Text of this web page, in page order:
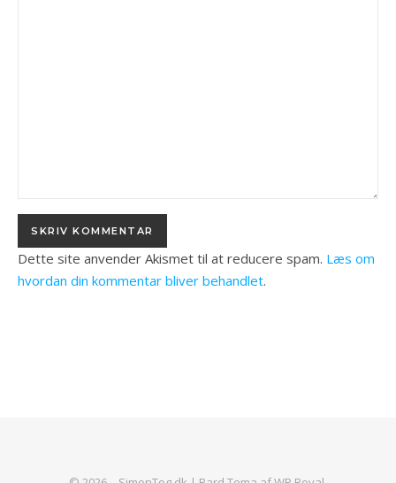
Dette site anvender Akismet til at reducere spam. Læs om
hvordan din kommentar bliver behandlet.